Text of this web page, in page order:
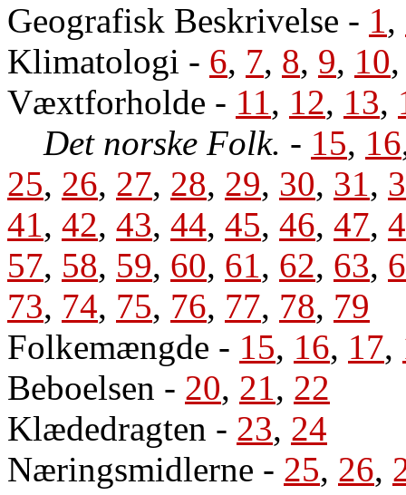
Geografisk Beskrivelse - 1,
Klimatologi - 6, 7, 8, 9, 10
Væxtforholde - 11, 12, 13,
Det norske Folk. - 15, 16
25, 26, 27, 28, 29, 30, 31,
41, 42, 43, 44, 45, 46, 47,
57, 58, 59, 60, 61, 62, 63,
73, 74, 75, 76, 77, 78, 79
Folkemængde - 15, 16, 17,
Beboelsen - 20, 21, 22
Klædedragten - 23, 24
Næringsmidlerne - 25, 26,